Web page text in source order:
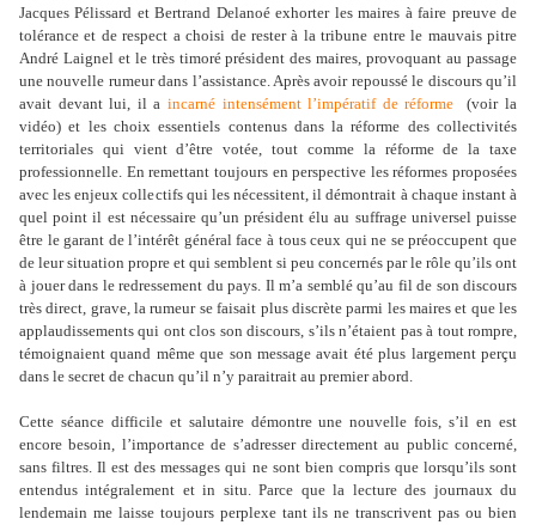
Jacques Pélissard et Bertrand Delanoé exhorter les maires à faire preuve de
tolérance et de respect a choisi de rester à la tribune entre le mauvais pitre
André Laignel et le très timoré président des maires, provoquant au passage
une nouvelle rumeur dans l’assistance. Après avoir repoussé le discours qu’il
avait devant lui, il a incarné intensément l’impératif de réforme (voir la
vidéo) et les choix essentiels contenus dans la réforme des collectivités
territoriales qui vient d’être votée, tout comme la réforme de la taxe
professionnelle. En remettant toujours en perspective les réformes proposées
avec les enjeux collectifs qui les nécessitent, il démontrait à chaque instant à
quel point il est nécessaire qu’un président élu au suffrage universel puisse
être le garant de l’intérêt général face à tous ceux qui ne se préoccupent que
de leur situation propre et qui semblent si peu concernés par le rôle qu’ils ont
à jouer dans le redressement du pays. Il m’a semblé qu’au fil de son discours
très direct, grave, la rumeur se faisait plus discrète parmi les maires et que les
applaudissements qui ont clos son discours, s’ils n’étaient pas à tout rompre,
témoignaient quand même que son message avait été plus largement perçu
dans le secret de chacun qu’il n’y paraitrait au premier abord.
Cette séance difficile et salutaire démontre une nouvelle fois, s’il en est
encore besoin, l’importance de s’adresser directement au public concerné,
sans filtres. Il est des messages qui ne sont bien compris que lorsqu’ils sont
entendus intégralement et in situ. Parce que la lecture des journaux du
lendemain me laisse toujours perplexe tant ils ne transcrivent pas ou bien